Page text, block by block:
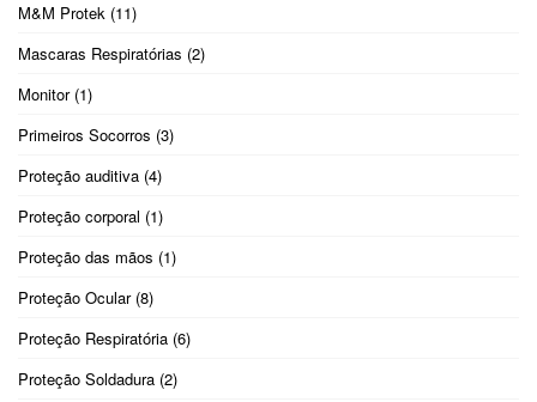
M&M Protek (11)
Mascaras Respiratórias (2)
Monitor(1)
Primeiros Socorros (3)
Proteção auditiva (4)
Proteção corporal (1)
Proteção das mãos (1)
Proteção Ocular(8)
Proteção Respiratória (6)
Proteção Soldadura (2)